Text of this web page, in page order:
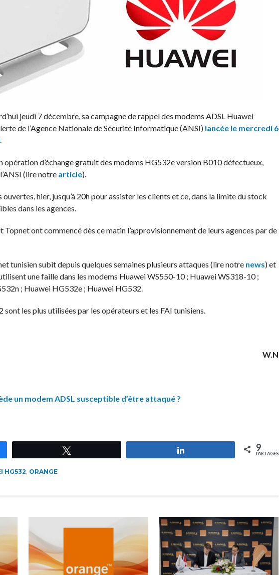
jeudi 7 décembre, sa campagne de rappel des modems ADSL Huawei
de l’Agence Nationale de Sécurité Informatique (ANSI) lancée le mercredi 6
.
opération d’échange gratuit des modems HG532e version B010 défectueux,
(lire notre article).
hier, jusqu’à 20h pour assister les clients et ce, dans la limite du stock
dans les agences.
Topnet ont commencé dès ce matin l’approvisionnement de leurs agences par de
tunisien subit depuis quelques semaines plusieurs attaques (lire notre news) et
une faille dans les modems Huawei WS550-10 ; Huawei WS318-10 ;
; Huawei HG532e ; Huawei HG532.
les plus utilisées par les opérateurs et les FAI tunisiens.
W.N
un modem ADSL susceptible d’être attaqué ?
9
PARTAGES
HG532, ORANGE